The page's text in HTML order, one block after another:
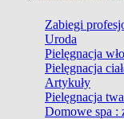
Zabiegi
Uroda
Pielęgnacja
Pielęgnacja
Artykuły
Pielęgnacja
Domowe spa :